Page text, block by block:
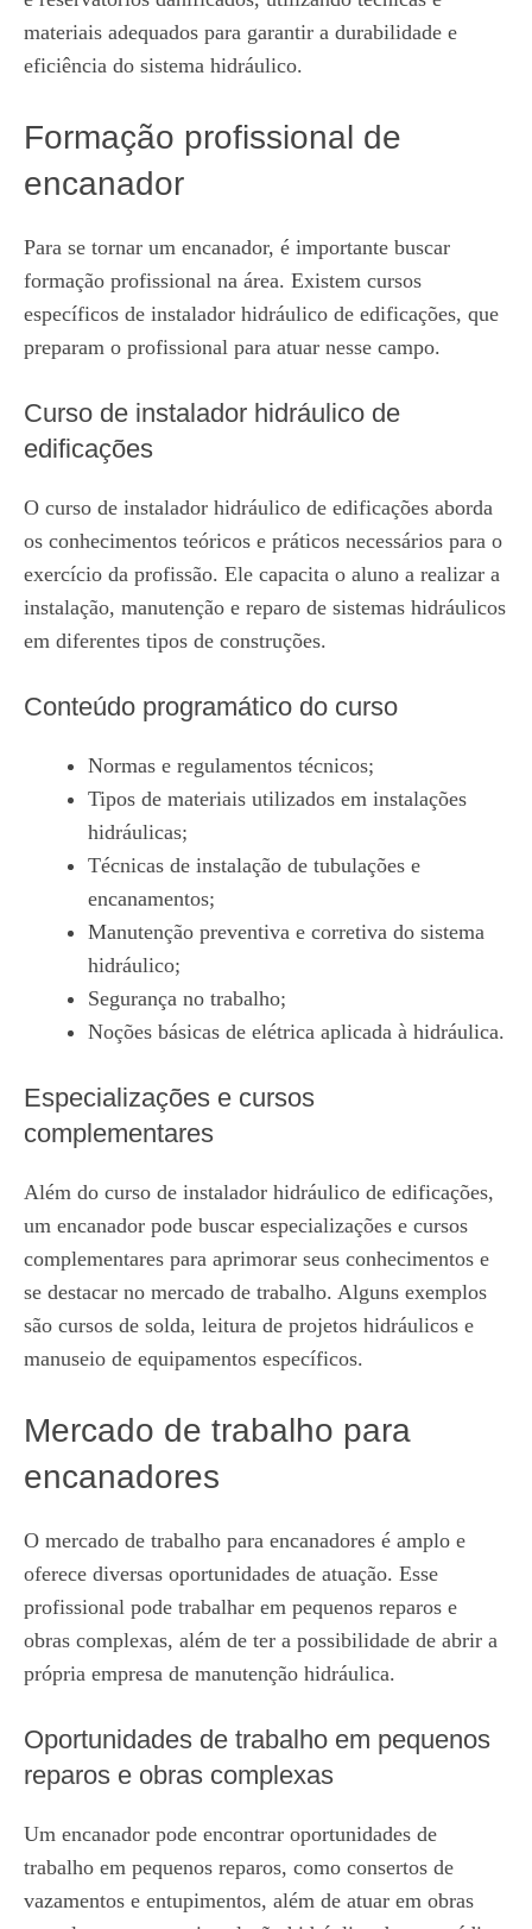
materiais adequados para garantir a durabilidade e
eficiência do sistema hidráulico.
Formação profissional de
encanador
Para se tornar um encanador, é importante buscar
formação profissional na área. Existem cursos
específicos de instalador hidráulico de edificações, que
preparam o profissional para atuar nesse campo.
Curso de instalador hidráulico de
edificações
O curso de instalador hidráulico de edificações aborda
os conhecimentos teóricos e práticos necessários para o
exercício da profissão. Ele capacita o aluno a realizar a
instalação, manutenção e reparo de sistemas hidráulicos
em diferentes tipos de construções.
Conteúdo programático do curso
Normas e regulamentos técnicos;
Tipos de materiais utilizados em instalações
hidráulicas;
Técnicas de instalação de tubulações e
encanamentos;
Manutenção preventiva e corretiva do sistema
hidráulico;
Segurança no trabalho;
Noções básicas de elétrica aplicada à hidráulica.
Especializações e cursos
complementares
Além do curso de instalador hidráulico de edificações,
um encanador pode buscar especializações e cursos
complementares para aprimorar seus conhecimentos e
se destacar no mercado de trabalho. Alguns exemplos
são cursos de solda, leitura de projetos hidráulicos e
manuseio de equipamentos específicos.
Mercado de trabalho para
encanadores
O mercado de trabalho para encanadores é amplo e
oferece diversas oportunidades de atuação. Esse
profissional pode trabalhar em pequenos reparos e
obras complexas, além de ter a possibilidade de abrir a
própria empresa de manutenção hidráulica.
Oportunidades de trabalho em pequenos
reparos e obras complexas
Um encanador pode encontrar oportunidades de
trabalho em pequenos reparos, como consertos de
vazamentos e entupimentos, além de atuar em obras